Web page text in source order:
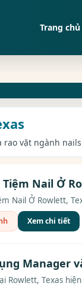
Trang chủ
vặt ngành
Tiệm Nail Ở
Nail Ở Rowlett,
Xem chi tiết
Manager
Rowlett, Texas